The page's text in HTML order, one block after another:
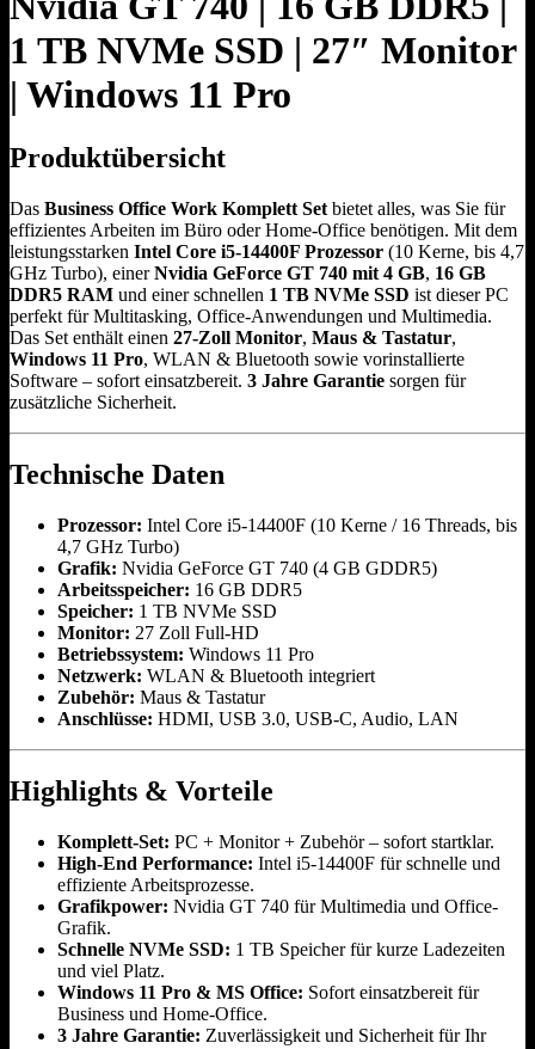
1 TB NVMe SSD | 27″ Monitor
| Windows 11 Pro
Produktübersicht
Das Business Office Work Komplett Set bietet alles, was Sie für
effizientes Arbeiten im Büro oder Home-Office benötigen. Mit dem
leistungsstarken Intel Core i5-14400F Prozessor (10 Kerne, bis 4,7
GHz Turbo), einerNvidia GeForce GT 740 mit 4 GB, 16 GB
DDR5 RAM und einer schnellen 1 TB NVMe SSD ist dieser PC
perfekt für Multitasking, Office-Anwendungen und Multimedia.
Das Set enthält einen 27-Zoll Monitor, Maus & Tastatur,
Windows 11 Pro, WLAN & Bluetooth sowie vorinstallierte
Software – sofort einsatzbereit. 3 Jahre Garantie sorgen für
zusätzliche Sicherheit.
Technische Daten
Prozessor: Intel Core i5-14400F (10 Kerne / 16 Threads, bis
4,7 GHz Turbo)
Grafik: Nvidia GeForce GT 740 (4 GB GDDR5)
Arbeitsspeicher: 16 GB DDR5
Speicher: 1 TB NVMe SSD
Monitor: 27 Zoll Full-HD
Betriebssystem: Windows 11 Pro
Netzwerk: WLAN & Bluetooth integriert
Zubehör: Maus & Tastatur
Anschlüsse: HDMI, USB 3.0, USB-C, Audio, LAN
Highlights & Vorteile
Komplett-Set: PC + Monitor + Zubehör – sofort startklar.
High-End Performance: Intel i5-14400F für schnelle und
effiziente Arbeitsprozesse.
Grafikpower: Nvidia GT 740 für Multimedia und Office-
Grafik.
Schnelle NVMe SSD: 1 TB Speicher für kurze Ladezeiten
und viel Platz.
Windows 11 Pro & MS Office: Sofort einsatzbereit für
Business und Home-Office.
3 Jahre Garantie: Zuverlässigkeit und Sicherheit für Ihr